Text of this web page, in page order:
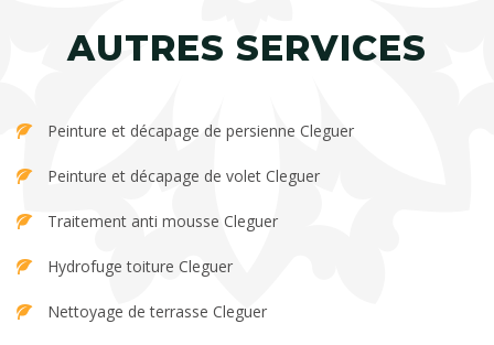
AUTRES SERVICES
Peinture et décapage de persienne Cleguer
Peinture et décapage de volet Cleguer
Traitement anti mousse Cleguer
Hydrofuge toiture Cleguer
Nettoyage de terrasse Cleguer